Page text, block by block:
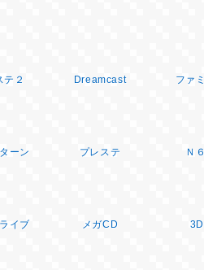
テ２ Dreamcast ファ
ーン プレステ Ｎ
イブ メガCD